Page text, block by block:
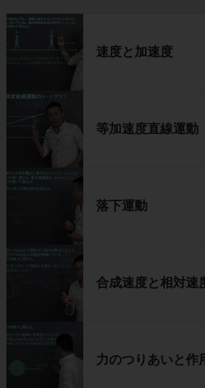
速度と加速度
等加速度直線運動
落下運動
合成速度と相対速
力のつりあいと作